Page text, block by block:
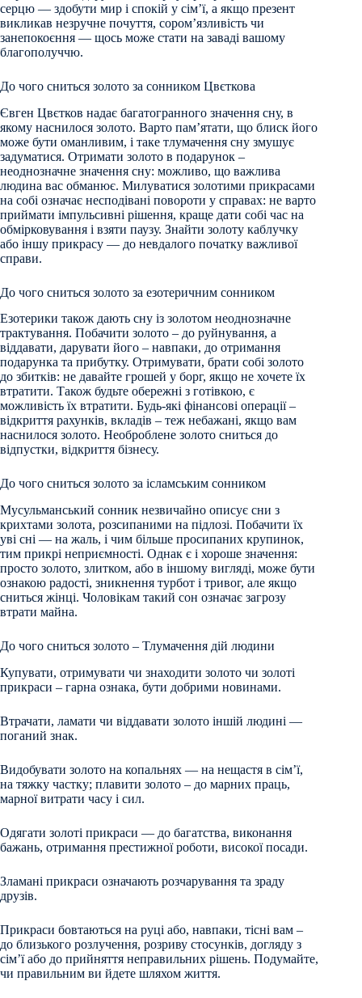
серцю — здобути мир і спокій у сім’ї, а якщо презент
викликав незручне почуття, сором’язливість чи
занепокоєння — щось може стати на заваді вашому
благополуччю.
До чого сниться золото за сонником Цвєткова
Євген Цвєтков надає багатогранного значення сну, в
якому наснилося золото. Варто пам’ятати, що блиск його
може бути оманливим, і таке тлумачення сну змушує
задуматися. Отримати золото в подарунок –
неоднозначне значення сну: можливо, що важлива
людина вас обманює. Милуватися золотими прикрасами
на собі означає несподівані повороти у справах: не варто
приймати імпульсивні рішення, краще дати собі час на
обмірковування і взяти паузу. Знайти золоту каблучку
або іншу прикрасу — до невдалого початку важливої ​​
справи.
До чого сниться золото за езотеричним сонником
Езотерики також дають сну із золотом неоднозначне
трактування. Побачити золото – до руйнування, а
віддавати, дарувати його – навпаки, до отримання
подарунка та прибутку. Отримувати, брати собі золото
до збитків: не давайте грошей у борг, якщо не хочете їх
втратити. Також будьте обережні з готівкою, є
можливість їх втратити. Будь-які фінансові операції –
відкриття рахунків, вкладів – теж небажані, якщо вам
наснилося золото. Необроблене золото сниться до
відпустки, відкриття бізнесу.
До чого сниться золото за ісламським сонником
Мусульманський сонник незвичайно описує сни з
крихтами золота, розсипаними на підлозі. Побачити їх
уві сні — на жаль, і чим більше просипаних крупинок,
тим прикрі неприємності. Однак є і хороше значення:
просто золото, злитком, або в іншому вигляді, може бути
ознакою радості, зникнення турбот і тривог, але якщо
сниться жінці. Чоловікам такий сон означає загрозу
втрати майна.
До чого сниться золото – Тлумачення дій людини
Купувати, отримувати чи знаходити золото чи золоті
прикраси – гарна ознака, бути добрими новинами.
Втрачати, ламати чи віддавати золото іншій людині —
поганий знак.
Видобувати золото на копальнях — на нещастя в сім’ї,
на тяжку частку; плавити золото – до марних праць,
марної витрати часу і сил.
Одягати золоті прикраси — до багатства, виконання
бажань, отримання престижної роботи, високої посади.
Зламані прикраси означають розчарування та зраду
друзів.
Прикраси бовтаються на руці або, навпаки, тісні вам –
до близького розлучення, розриву стосунків, догляду з
сім’ї або до прийняття неправильних рішень. Подумайте,
чи правильним ви йдете шляхом життя.